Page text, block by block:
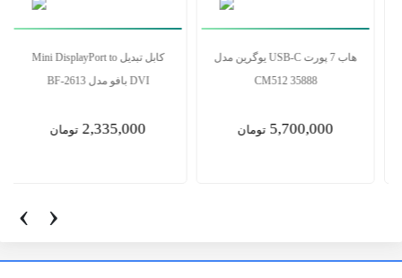
هاب 7 پورت USB-C یوگرین مدل
CM512 35888
5,700,000 تومان
تبدیل USB-C به LAN یوگرین مدل
50737 CM199
5,600,000 تومان
‹ ›